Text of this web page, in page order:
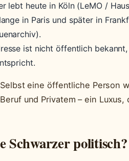
lebt heute in Köln (LeMO /
in Paris und später in
ist nicht öffentlich
eine öffentliche Person
und Privatem – ein
Schwarzer politisch?